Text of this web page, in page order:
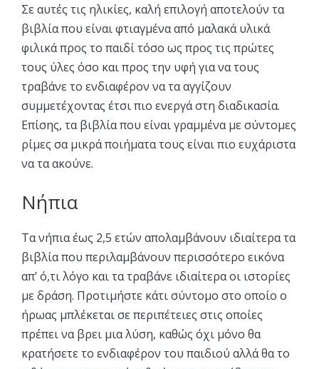
Σε αυτές τις ηλικίες, καλή επιλογή αποτελούν τα
βιβλία που είναι φτιαγμένα από μαλακά υλικά
φιλικά προς το παιδί τόσο ως προς τις πρώτες
τους ύλες όσο και προς την υφή για να τους
τραβάνε το ενδιαφέρον να τα αγγίζουν
συμμετέχοντας έτσι πιο ενεργά στη διαδικασία.
Επίσης, τα βιβλία που είναι γραμμένα με σύντομες
ρίμες σα μικρά ποιήματα τους είναι πιο ευχάριστα
να τα ακούνε.
Νήπια
Τα νήπια έως 2,5 ετών απολαμβάνουν ιδιαίτερα τα
βιβλία που περιλαμβάνουν περισσότερο εικόνα
απ’ ό,τι λόγο και τα τραβάνε ιδιαίτερα οι ιστορίες
με δράση. Προτιμήστε κάτι σύντομο στο οποίο ο
ήρωας μπλέκεται σε περιπέτειες στις οποίες
πρέπει να βρει μια λύση, καθώς όχι μόνο θα
κρατήσετε το ενδιαφέρον του παιδιού αλλά θα το